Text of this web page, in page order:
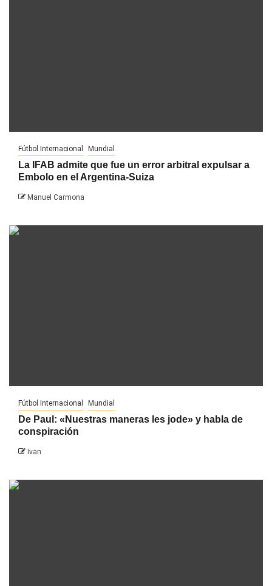
Fútbol Internacional Mundial
La IFAB admite que fue un error arbitral expulsar a
Embolo en el Argentina-Suiza
Manuel Carmona
Fútbol Internacional Mundial
De Paul: «Nuestras maneras les jode» y habla de
conspiración
Ivan